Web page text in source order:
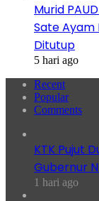
Murid
Sate Ayam
Ditutup
5 hari ago
Recent
Popular
Comments
KTK Pujut
Gubernur
1 hari ago